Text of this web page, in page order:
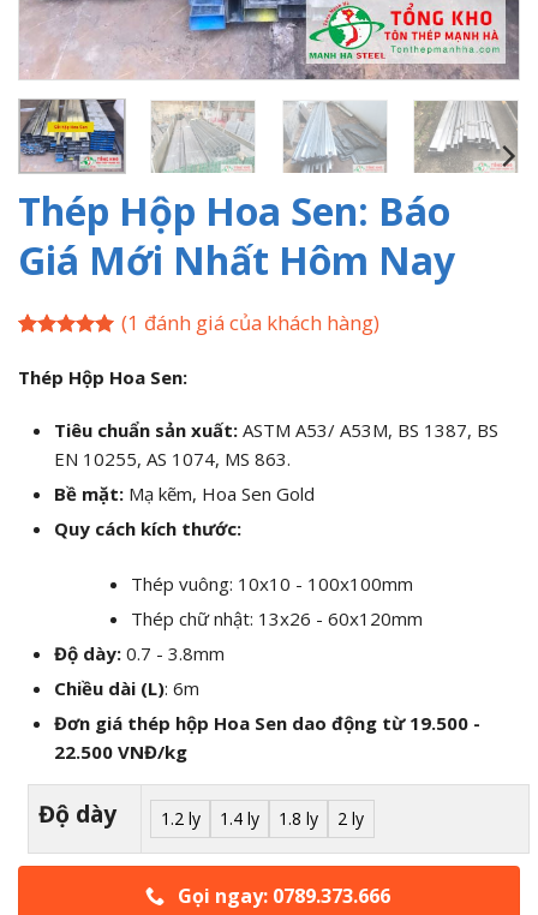
Thép Hộp Hoa Sen: Báo
Giá Mới Nhất Hôm Nay
dựa trên
đánh giá
(1 đánh giá của khách hàng)
Thép Hộp Hoa Sen:
Tiêu chuẩn sản xuất:ASTM A53/ A53M, BS 1387, BS
EN 10255, AS 1074, MS 863.
Bề mặt: Mạ kẽm, Hoa Sen Gold
Quy cách kích thước:
Thép vuông: 10x10 - 100x100mm
Thép chữ nhật: 13x26 - 60x120mm
Độ dày: 0.7 - 3.8mm
Chiều dài (L): 6m
Đơn giá thép hộp Hoa Sen dao động từ 19.500 -
22.500 VNĐ/kg
Độ dày 1.2 ly 1.4 ly 1.8 ly 2 ly
Alternative:
Gọi ngay: 0789.373.666